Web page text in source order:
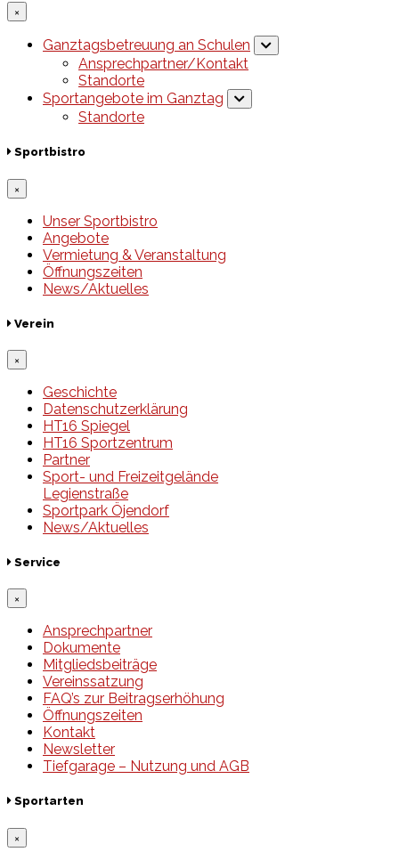
×
Ganztagsbetreuung an Schulen
Ansprechpartner/Kontakt
Standorte
Sportangebote im Ganztag
Standorte
Sportbistro
×
Unser Sportbistro
Angebote
Vermietung & Veranstaltung
Öffnungszeiten
News/Aktuelles
Verein
×
Geschichte
Datenschutzerklärung
HT16 Spiegel
HT16 Sportzentrum
Partner
Sport- und Freizeitgelände
Legienstraße
Sportpark Öjendorf
News/Aktuelles
Service
×
Ansprechpartner
Dokumente
Mitgliedsbeiträge
Vereinssatzung
FAQ’s zur Beitragserhöhung
Öffnungszeiten
Kontakt
Newsletter
Tiefgarage – Nutzung und AGB
Sportarten
×